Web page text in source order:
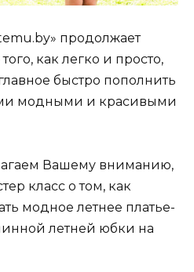
продолжает
как легко и просто,
быстро пополнить
модными и красивыми
Вашему вниманию,
класс о том, как
модное летнее платье-
летней юбки на